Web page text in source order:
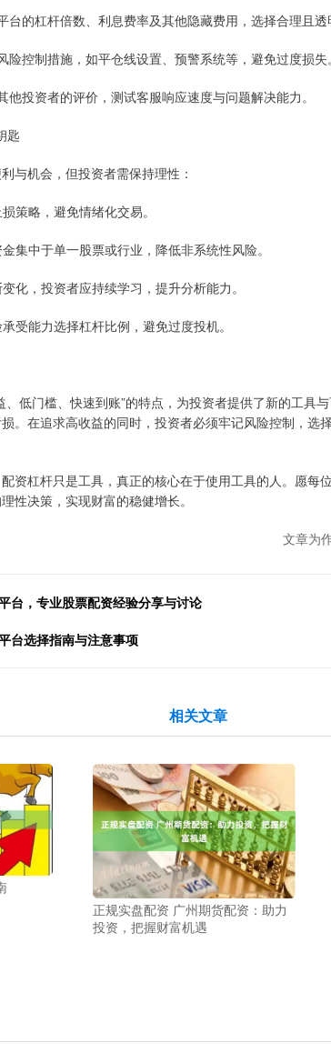
台的杠杆倍数、利息费率及其他隐藏费用，选择合理且透
控制措施，如平仓线设置、预警系统等，避免过度损失。
投资者的评价，测试客服响应速度与问题解决能力。
匙
与机会，但投资者需保持理性：
策略，避免情绪化交易。
集中于单一股票或行业，降低非系统性风险。
化，投资者应持续学习，提升分析能力。
受能力选择杠杆比例，避免过度投机。
、低门槛、快速到账”的特点，为投资者提供了新的工具
。在追求高收益的同时，投资者必须牢记风险控制，选
资杠杆只是工具，真正的核心在于使用工具的人。愿每
性决策，实现财富的稳健增长。
文章为
台，专业股票配资经验分享与讨论
台选择指南与注意事项
相关文章
正规实盘配资 广州期货配资：助力
投资，把握财富机遇